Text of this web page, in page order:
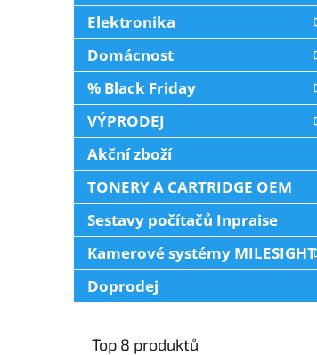
Elektronika
Domácnost
% Black Friday
VÝPRODEJ
Akční zboží
TONERY A CARTRIDGE OEM
Sestavy počítačů Inpraise
Kamerové systémy MILESIGHT
Doprodej
Top 8 produktů